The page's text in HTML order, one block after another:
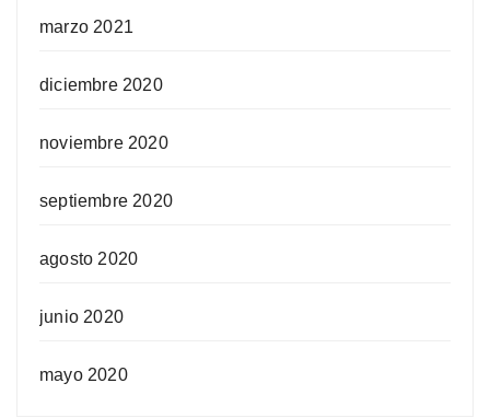
marzo 2021
diciembre 2020
noviembre 2020
septiembre 2020
agosto 2020
junio 2020
mayo 2020